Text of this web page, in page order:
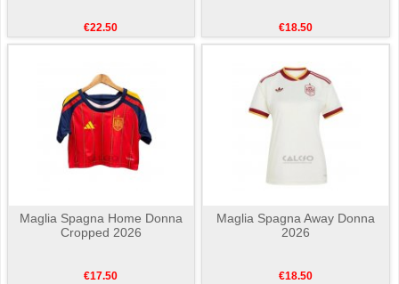
€22.50 €18.50
Maglia Spagna Home Donna
Cropped 2026
€17.50
Maglia Spagna Away Donna
2026
€18.50